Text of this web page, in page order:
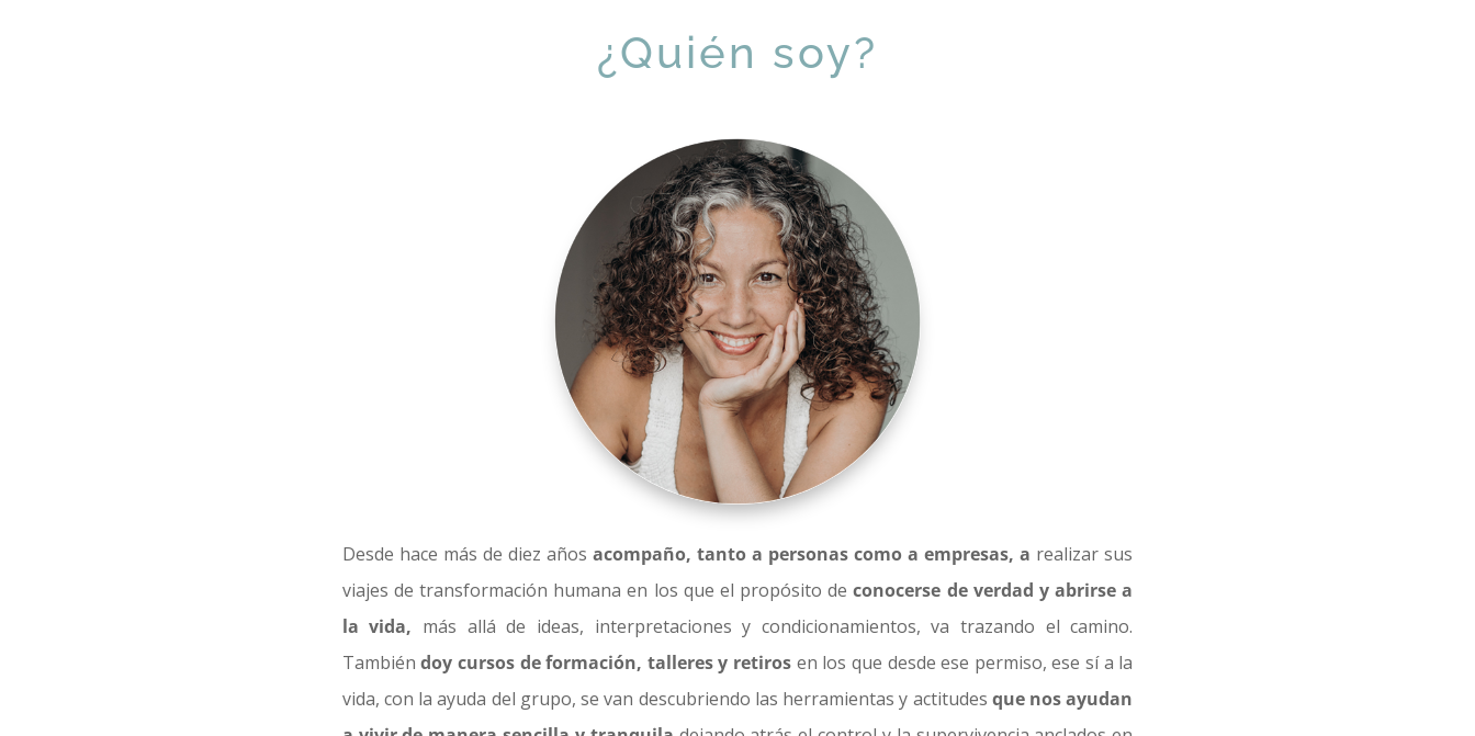
¿Quién soy?
Desde hace más de diez años acompaño, tanto a personas como a empresas,a realizar sus
viajes de transformación humana en los que el propósito deconocerse de verdad y abrirse a
la vida, más allá de ideas, interpretaciones y condicionamientos, va trazando el camino.
Tambiéndoy cursos de formación, talleres y retiros en los que desde ese permiso, ese sí a la
vida, con la ayuda del grupo, se van descubriendo las herramientas y actitudes que nos ayudan